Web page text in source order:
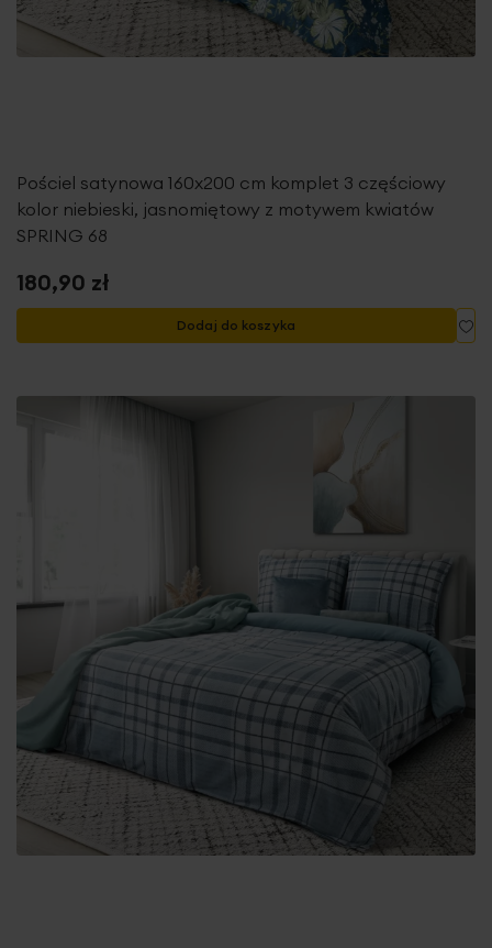
Pościel satynowa 160x200 cm komplet 3 częściowy
kolor niebieski, jasnomiętowy z motywem kwiatów
SPRING 68
180,90 zł
Dodaj do koszyka